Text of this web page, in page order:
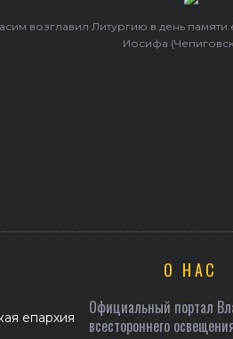
возглавил Литургию в день
Иосифа
О НАС
Официальный портал
всестороннего